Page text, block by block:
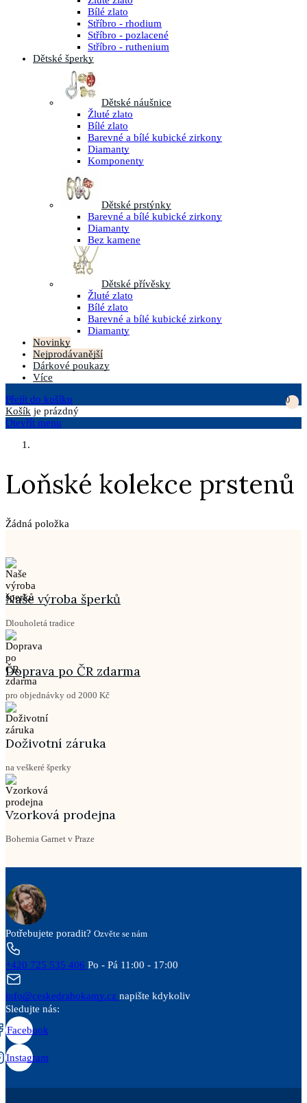
Bílé zlato
Stříbro - rhodium
Stříbro - pozlacené
Stříbro - ruthenium
Dětské šperky
Dětské náušnice
Žluté zlato
Bílé zlato
Barevné a bílé kubické zirkony
Diamanty
Komponenty
Dětské prstýnky
Barevné a bílé kubické zirkony
Diamanty
Bez kamene
Dětské přívěsky
Žluté zlato
Bílé zlato
Barevné a bílé kubické zirkony
Diamanty
Novinky
Nejprodávanější
Dárkové poukazy
Více
Přejít do košíku
0
Košík je prázdný
Otevřít menu
Loňské kolekce prstenů
Žádná položka
Naše výroba šperků
Dlouholetá tradice
Doprava po ČR zdarma
pro objednávky od 2000 Kč
Doživotní záruka
na veškeré šperky
Vzorková prodejna
Bohemia Garnet v Praze
Potřebujete poradit? Ozvěte se nám
+420 725 535 406 Po - Pá 11:00 - 17:00
info@ceskedrahokamy.cz napište kdykoliv
Sledujte nás:
Facebook
Instagram